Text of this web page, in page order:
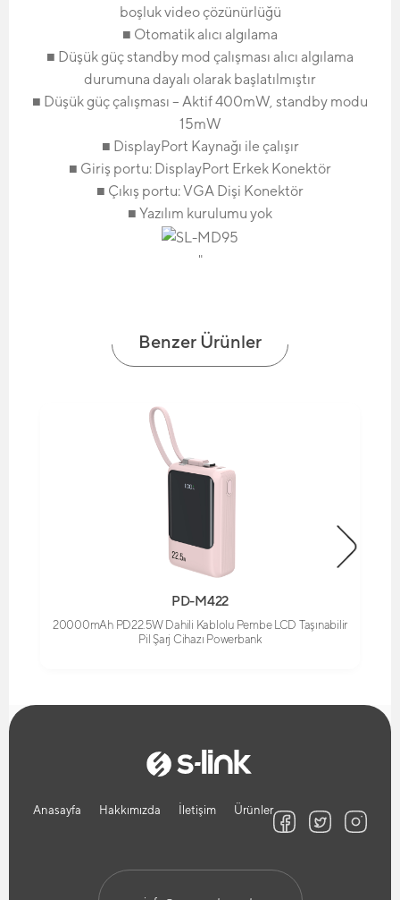
boşluk video çözünürlüğü
■ Otomatik alıcı algılama
■ Düşük güç standby mod çalışması alıcı algılama
durumuna dayalı olarak başlatılmıştır
■ Düşük güç çalışması – Aktif 400mW, standby modu
15mW
■ DisplayPort Kaynağı ile çalışır
■ Giriş portu: DisplayPort Erkek Konektör
■ Çıkış portu: VGA Dişi Konektör
■ Yazılım kurulumu yok
"
Benzer Ürünler
PD-M422
20000mAh PD22.5W Dahili Kablolu Pembe LCD Taşınabilir
Pil Şarj Cihazı Powerbank
Anasayfa Hakkımızda İletişim Ürünler